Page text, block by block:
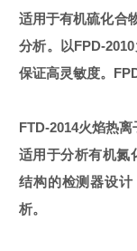
适用于有机硫化合
分析。以FPD-
保证高灵敏度。
FTD-2014火焰热离
适用于分析有机氮
结构的检测器设
析。